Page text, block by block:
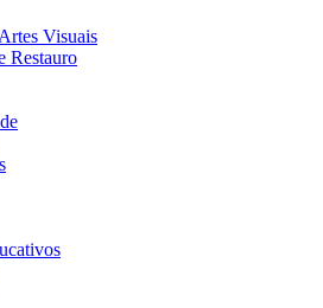
Visuais
Restauro